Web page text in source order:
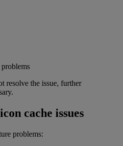
resolve the issue, further
cache issues
problems: